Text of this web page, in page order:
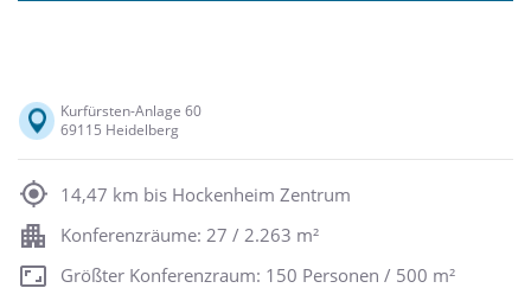
Kurfürsten-Anlage 60
69115 Heidelberg
14,47 km bis Hockenheim Zentrum
Konferenzräume: 27 / 2.263 m²
Größter Konferenzraum: 150 Personen / 500 m²